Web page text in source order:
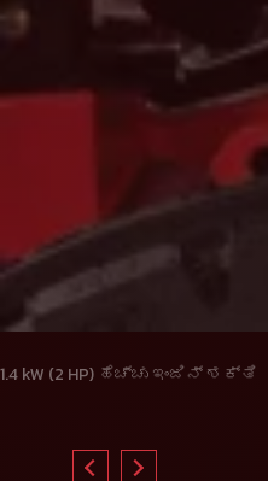
1.4 kW (2 HP) ಹೆಚ್ಚು ಇಂಜಿನ್ ಶಕ್ತಿ